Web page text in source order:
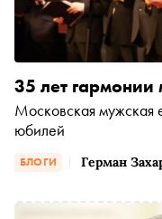
БЛОГИ Герман
35 лет
Московская мужская
юбилей